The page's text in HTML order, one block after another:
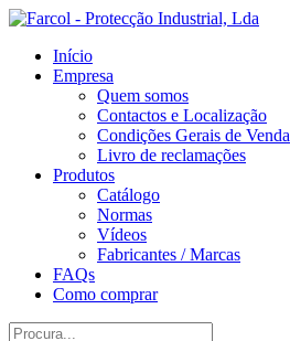
Início
Empresa
Quem somos
Contactos e Localização
Condições Gerais de Venda
Livro de reclamações
Produtos
Catálogo
Normas
Vídeos
Fabricantes / Marcas
FAQs
Como comprar